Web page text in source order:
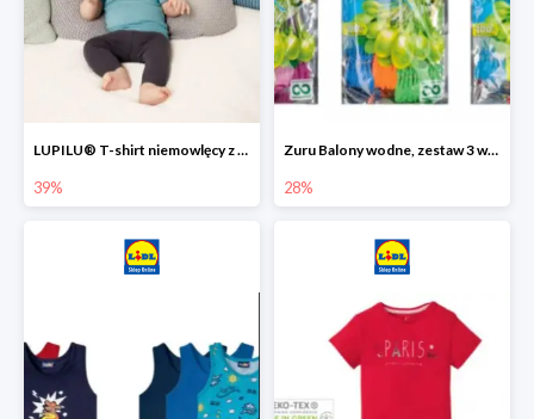
LUPILU® T-shirt niemowlęcy z biobawełny -39%
39%
Zuru Balony wodne, zestaw 3 wiązek -28%
28%